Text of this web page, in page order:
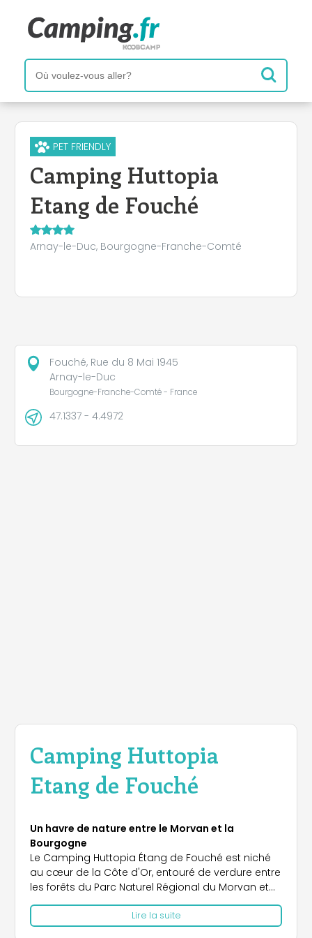
PET FRIENDLY
Camping Huttopia
Etang de Fouché
Arnay-le-Duc, Bourgogne-Franche-Comté
Camping Huttopia
Etang de Fouché
Un havre de nature entre le Morvan et la
Bourgogne
Le Camping Huttopia Étang de Fouché est niché
au cœur de la Côte d'Or, entouré de verdure entre
les forêts du Parc Naturel Régional du Morvan et
les célèbres vignobles de Bourgogne. Situé à
Arnay-le-Duc, ce camping est le point de départ
idéal pour explorer les merveilles de la région. À
Lire la suite
Fouché, Rue du 8 Mai 1945
Arnay-le-Duc
Bourgogne-Franche-Comté - France
47.1337 - 4.4972